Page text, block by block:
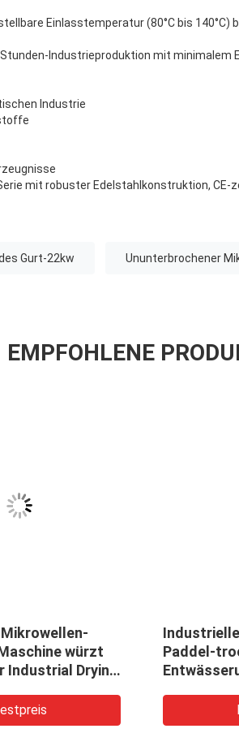
Einlasstemperatur (80°C bis
Industrieproduktion mit minimalem
Industrie
mit robuster Edelstahlkonstruktion, CE-
Gurt-22kw Ununterbrochener
EMPFOHLENE
würzt
Industrial Drying
Paddel-